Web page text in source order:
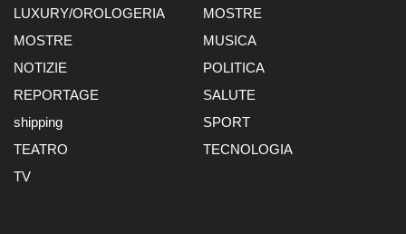
LUXURY/OROLOGERIA
MOSTRE
MOSTRE
MUSICA
NOTIZIE
POLITICA
REPORTAGE
SALUTE
shipping
SPORT
TEATRO
TECNOLOGIA
TV